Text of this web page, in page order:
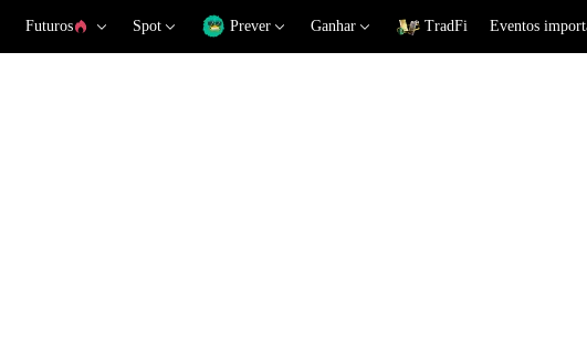
Futuros Spot Prever Ganhar TradFi Eventos